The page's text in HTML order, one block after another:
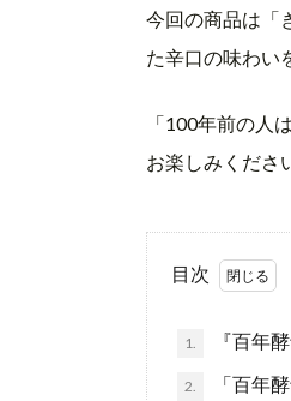
今回の商品は「
た辛口の味わい
「100年前の人
お楽しみくださ
目次
1. 『百年
2. 「百年